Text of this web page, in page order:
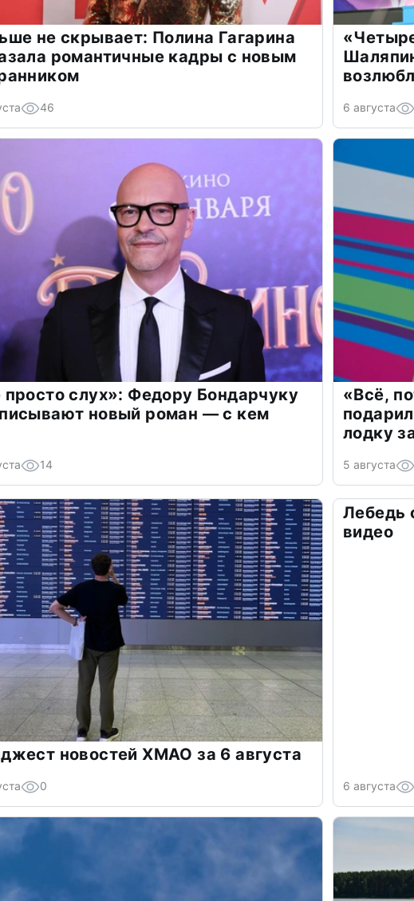
не скрывает: Полина Гагарина
романтичные кадры с новым
46 6 августа
просто слух»: Федору Бондарчуку
новый роман — с кем
14
«Всё,
лодку
5 августа
новостей ХМАО за 6 августа
0
Лебедь
видео
6 августа